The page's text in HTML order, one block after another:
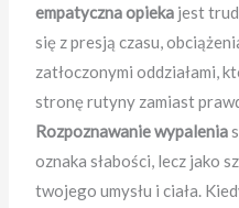
empatyczna opieka jest
się z presją czasu,
zatłoczonymi oddziałami,
stronę rutyny zamiast
Rozpoznawanie wypalenia
oznaka słabości, lecz jako
twojego umysłu i ciała.